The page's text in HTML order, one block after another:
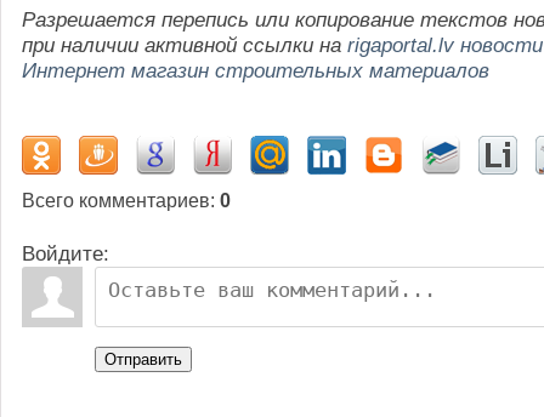
Разрешается перепись или копирование текстов
при наличии активной ссылки на rigaportal.lv новости
Интернет магазин строительных материалов
Всего комментариев: 0
Войдите:
Отправить